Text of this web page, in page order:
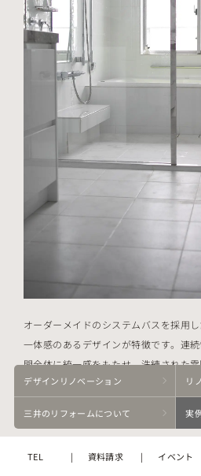
オーダーメイドのシステムバスを採用
一体感のあるデザインが特徴です。連
間全体に統一感をもたせ、洗練された
こちらのマンションリノベーション事
2.トイレのリノベーション事例
デザイン リノベーション リ
実
三井のリフォームについて
TEL 資料請求 イベント